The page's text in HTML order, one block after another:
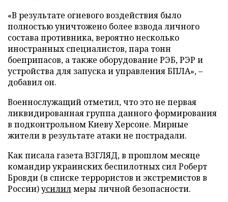
«В результате огневого воздействия было
полностью уничтожено более взвода личного
состава противника, вероятно несколько
иностранных специалистов, пара тонн
боеприпасов, а также оборудование РЭБ, РЭР и
устройства для запуска и управления БПЛА», –
добавил он.
Военнослужащий отметил, что это не первая
ликвидированная группа данного формирования
в подконтрольном Киеву Херсоне. Мирные
жители в результате атаки не пострадали.
Как писала газета ВЗГЛЯД, в прошлом месяце
командир украинских беспилотных сил Роберт
Бровди (в списке террористов и экстремистов в
России)усилилмеры личной безопасности.